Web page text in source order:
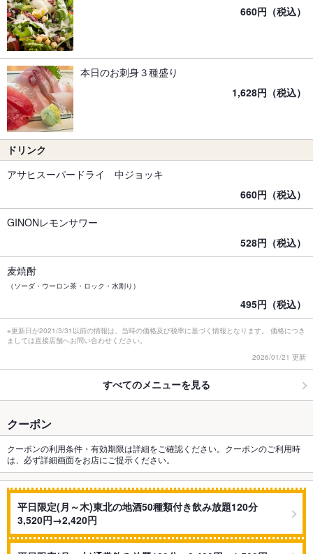
660円（税込）
本日のお刺身３種盛り
1,628円（税込）
ドリンク
アサヒスーパードライ 中ジョッキ
660円（税込）
GINONレモンサワー
528円（税込）
麦焼酎
（ソーダ・ウーロン茶・ロック・水割り）
495円（税込）
※更新日が2021/3/31以前の情報は、当時の価格及び税率に基づく情報となります。 価格につき
ましては直接店舗へお問い合わせください。
2026/01/21 更新
すべてのメニューを見る
クーポン
クーポンの利用条件・有効期限は詳細をご確認ください。クーポンのご利用時
は、必ず詳細画面をお店にご提示ください。
平日限定(月～木)東北の地酒50種類付き飲み放題120分
3,520円→2,420円